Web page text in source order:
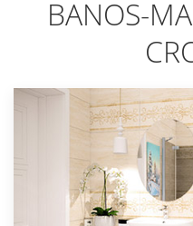
BANOS-